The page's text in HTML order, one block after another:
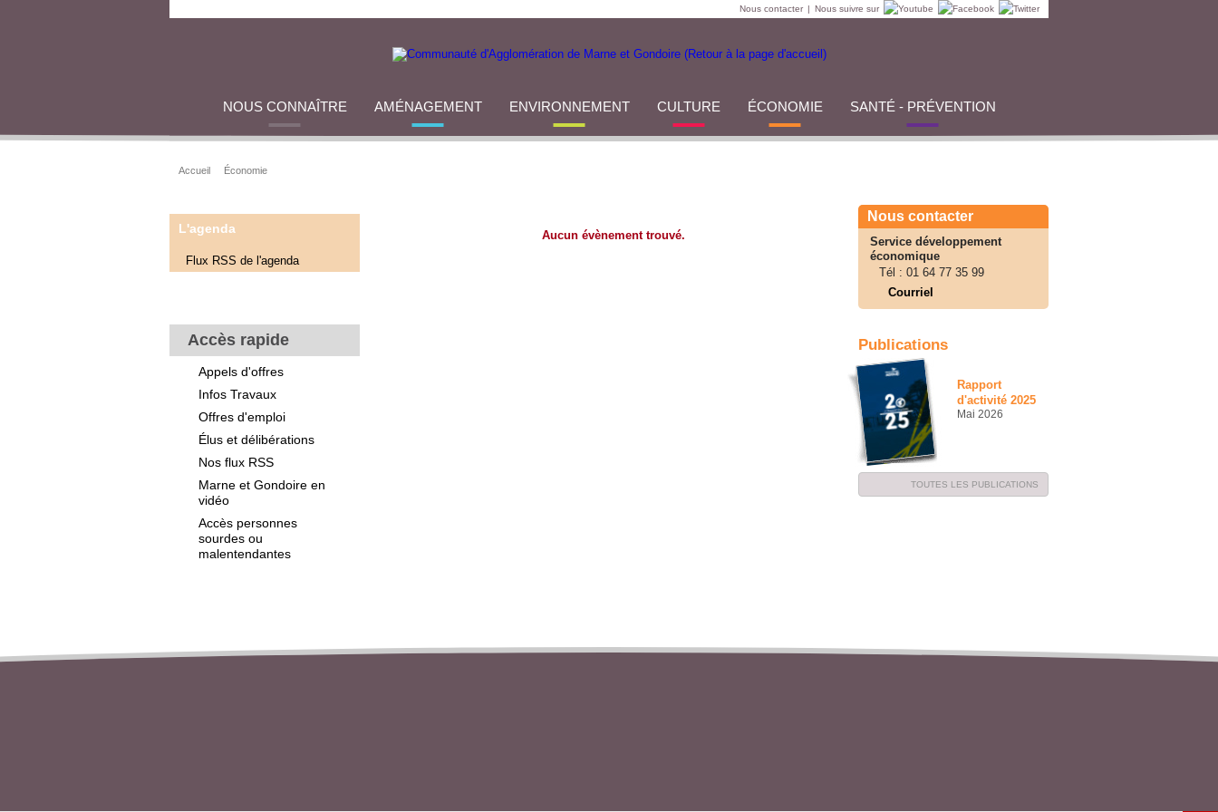
Nous contacter | Nous suivre sur
NOUS CONNAÎTRE AMÉNAGEMENT ENVIRONNEMENT CULTURE ÉCONOMIE SANTÉ - PRÉVENTION
Accueil Économie
L'agenda
Flux RSS de l'agenda
Accès rapide
Appels d'offres
Infos Travaux
Offres d'emploi
Élus et délibérations
Nos flux RSS
Marne et Gondoire en
vidéo
Accès personnes
sourdes ou
malentendantes
Aucun évènement trouvé.
Nous contacter
Service développement
économique
Tél : 01 64 77 35 99
Courriel
Publications
Rapport
d'activité 2025
Mai 2026
TOUTES LES PUBLICATIONS